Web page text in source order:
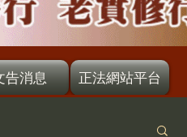
告消息 正法網站平台